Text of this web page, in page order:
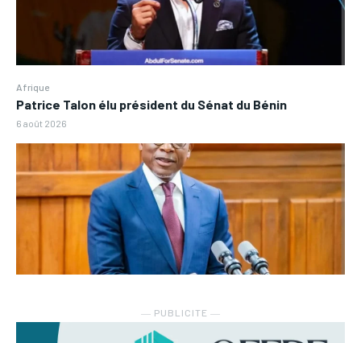
Afrique
Patrice Talon élu président du Sénat du Bénin
6 août 2026
― PUBLICITE ―